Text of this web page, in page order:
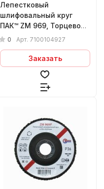
Лепестковый
шлифовальный круг
ПАК™ ZM 969, Торцевой,
Плоский, Ø125х22 мм,
0 Арт. 7100104927
Заказать